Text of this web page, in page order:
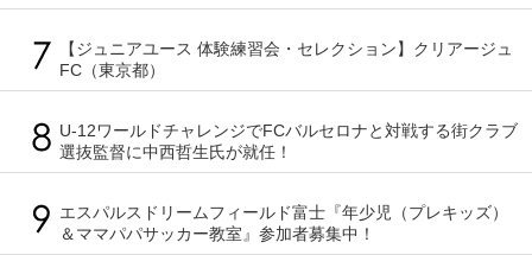
【ジュニアユース 体験練習会・セレクション】クリアージュ
FC（東京都）
U-12ワールドチャレンジでFCバルセロナと対戦する街クラブ
選抜監督に中西哲生氏が就任！
エスパルスドリームフィールド富士『年少児（プレキッズ）
＆ママパパサッカー教室』参加者募集中！